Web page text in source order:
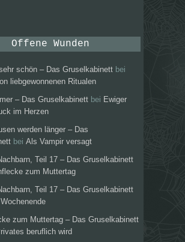
Offene Wunden
schön – Das Gruselkabinett bei
liebgewonnenen Ritualen
– Das Gruselkabinett bei Ewiger
im Herzen
werden länger – Das
bei Als Vampir versagt
Teil 17 – Das Gruselkabinett
zum Muttertag
Teil 17 – Das Gruselkabinett
zum Muttertag – Das Gruselkabinett
beruflich wird